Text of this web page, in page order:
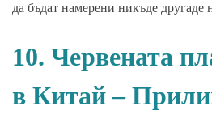
да бъдат намерени никъде другаде
10. Червената
в Китай –